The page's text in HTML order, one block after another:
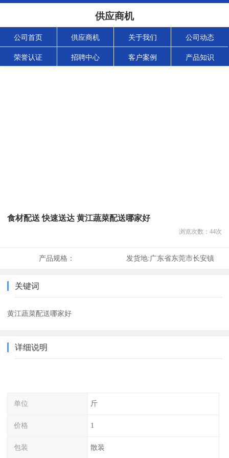
供应商机
公司首页 供应商机 关于我们 公司动态
荣誉认证 招聘中心 客户案例 产品知识
食材配送 快速送达 黄江蔬菜配送哪家好
浏览次数： 44次
产品规格： 发货地:广东省东莞市长安镇
关键词
黄江蔬菜配送哪家好
详细说明
单位 斤
价格 1
包装 散装